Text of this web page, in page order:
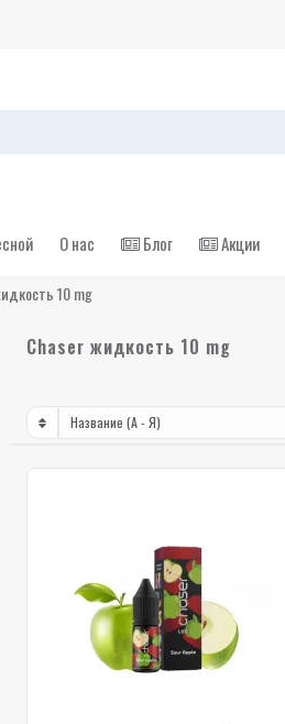
О нас Блог Акции
10 mg
Chaser жидкость 10 mg